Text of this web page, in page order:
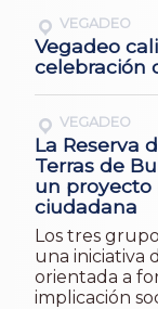
VEGADEO
Vegadeo
celebración
VEGADEO
La Reserva
Terras de
un proyecto
ciudadana
Los tres
una iniciativa
orientada a
implicación